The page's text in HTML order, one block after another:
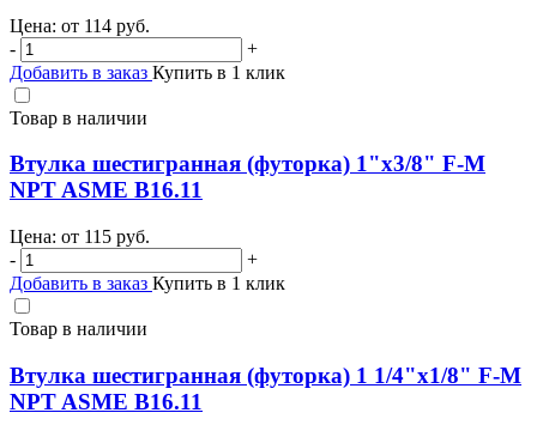
Цена: от 114 руб.
-
+
Добавить в заказ Купить в 1 клик
Товар в наличии
Втулка шестигранная (футорка) 1"х3/8" F-M
NPT ASME B16.11
Цена: от 115 руб.
-
+
Добавить в заказ Купить в 1 клик
Товар в наличии
Втулка шестигранная (футорка) 1 1/4"х1/8" F-M
NPT ASME B16.11